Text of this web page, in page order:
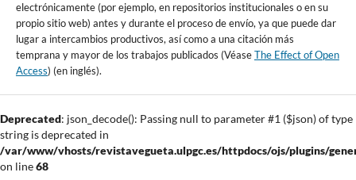
electrónicamente (por ejemplo, en repositorios institucionales o en su
propio sitio web) antes y durante el proceso de envío, ya que puede dar
lugar a intercambios productivos, así como a una citación más
temprana y mayor de los trabajos publicados (VéaseThe Effect of Open
Access) (en inglés).
Deprecated: json_decode(): Passing null to parameter #1 ($json) of type
string is deprecated in
/var/www/vhosts/revistavegueta.ulpgc.es/httpdocs/ojs/plugins/
on line68